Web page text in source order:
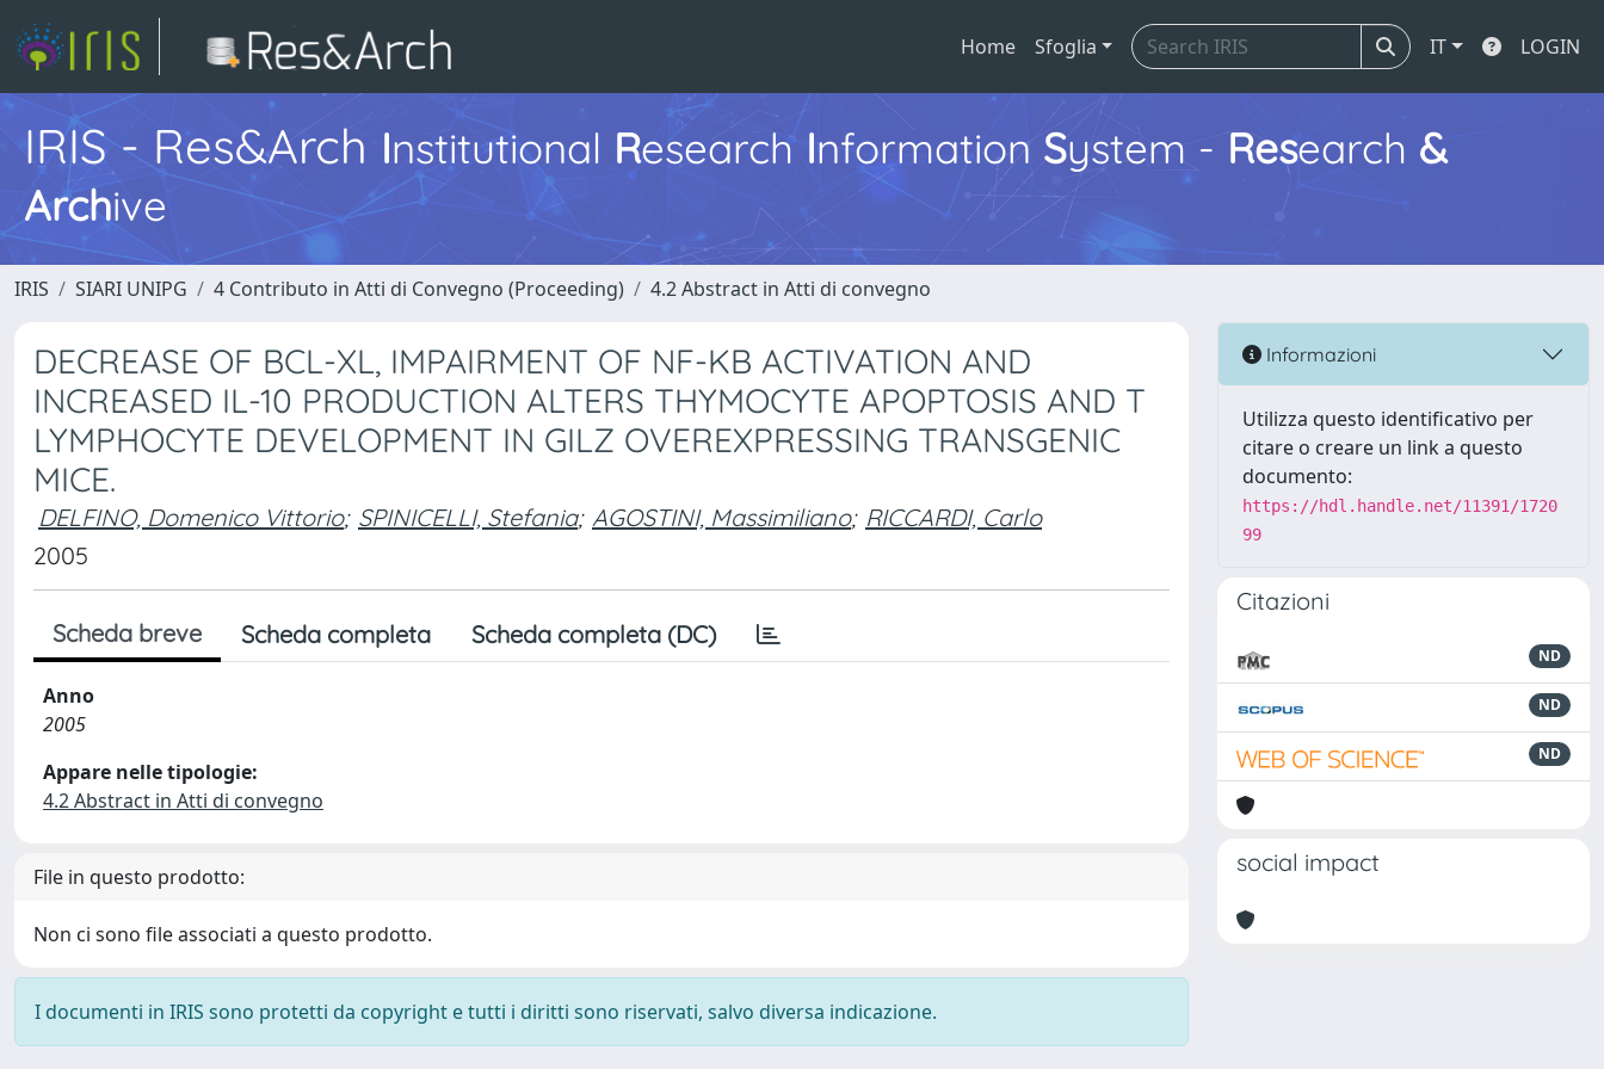
Home Sfoglia IT LOGIN
IRIS - Res&Arch Institutional Research Information System - Research &
Archive
IRIS SIARI UNIPG 4 Contributo in Atti di Convegno (Proceeding) 4.2 Abstract in Atti di convegno
DECREASE OF BCL-XL, IMPAIRMENT OF NF-KB ACTIVATION AND
INCREASED IL-10 PRODUCTION ALTERS THYMOCYTE APOPTOSIS AND T
LYMPHOCYTE DEVELOPMENT IN GILZ OVEREXPRESSING TRANSGENIC
MICE.
DELFINO, Domenico Vittorio; SPINICELLI, Stefania; AGOSTINI, Massimiliano; RICCARDI, Carlo
2005
Scheda breve Scheda completa Scheda completa (DC)
Anno
2005
Appare nelle tipologie:
4.2 Abstract in Atti di convegno
File in questo prodotto:
Non ci sono file associati a questo prodotto.
I documenti in IRIS sono protetti da copyright e tutti i diritti sono riservati, salvo diversa indicazione.
Informazioni
Utilizza questo identificativo per
citare o creare un link a questo
documento:
https://hdl.handle.net/11391/1720
99
Citazioni
ND
ND
ND
social impact